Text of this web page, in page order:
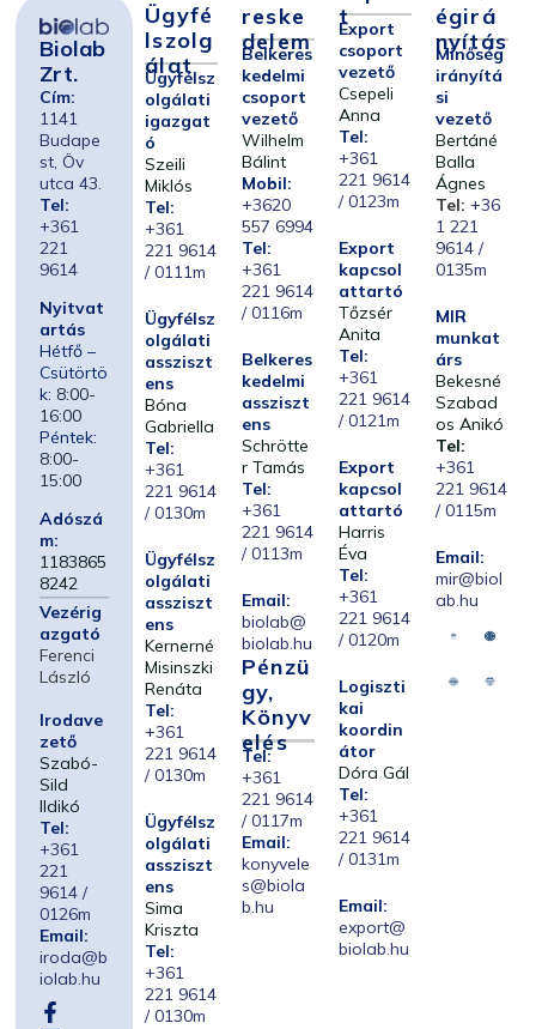
Biolab
Zrt.
Cím:
1141
Budape
st, Öv
utca 43.
Tel:
+361
221
9614
Nyitvat
artás
Hétfő –
Csütörtö
k: 8:00-
16:00
Péntek:
8:00-
15:00
Adószá
m:
1183865
8242
Vezérig
azgató
Ferenci
László
Irodave
zető
Szabó-
Sild
Ildikó
Tel:
+361
221
9614 /
0126m
Email:
iroda@b
iolab.hu
Ügyfé
Lszolg
Álat
Ügyfélsz
olgálati
igazgat
ó
Szeili
Miklós
Tel:
+361
221 9614
/ 0111m
Ügyfélsz
olgálati
assziszt
ens
Bóna
Gabriella
Tel:
+361
221 9614
/ 0130m
Ügyfélsz
olgálati
assziszt
ens
Kernerné
Misinszki
Renáta
Tel:
+361
221 9614
/ 0130m
Ügyfélsz
olgálati
assziszt
ens
Sima
Kriszta
Tel:
+361
221 9614
/ 0130m
Reske
Delem
Belkeres
kedelmi
csoport
vezető
Wilhelm
Bálint
Mobil:
+3620
557 6994
Tel:
+361
221 9614
/ 0116m
Belkeres
kedelmi
assziszt
ens
Schrötte
r Tamás
Tel:
+361
221 9614
/ 0113m
Email:
biolab@
biolab.hu
Pénzü
Gy,
Könyv
Elés
Tel:
+361
221 9614
/ 0117m
Email:
konyvele
s@biola
b.hu
T
Export
csoport
vezető
Csepeli
Anna
Tel:
+361
221 9614
/ 0123m
Export
kapcsol
attartó
Tőzsér
Anita
Tel:
+361
221 9614
/ 0121m
Export
kapcsol
attartó
Harris
Éva
Tel:
+361
221 9614
/ 0120m
Logiszti
kai
koordin
átor
Dóra Gál
Tel:
+361
221 9614
/ 0131m
Email:
export@
biolab.hu
Égirá
Nyítás
Minőség
irányítá
si
vezető
Bertáné
Balla
Ágnes
Tel: +36
1 221
9614 /
0135m
MIR
munkat
árs
Bekesné
Szabad
os Anikó
Tel:
+361
221 9614
/ 0115m
Email:
mir@biol
ab.hu